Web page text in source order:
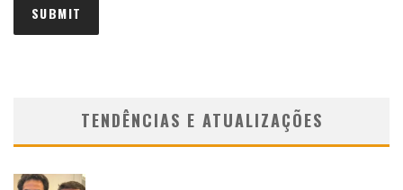
TENDÊNCIAS E ATUALIZAÇÕES